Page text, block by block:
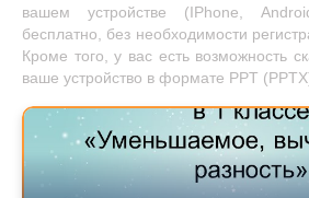
вашем устройстве (IPhone,
бесплатно, без необходимости
Кроме того, у вас есть возможность
ваше устройство в формате PPT